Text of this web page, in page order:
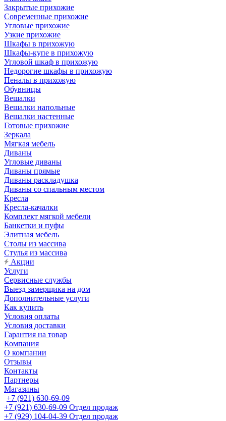
Закрытые прихожие
Современные прихожие
Угловые прихожие
Узкие прихожие
Шкафы в прихожую
Шкафы-купе в прихожую
Угловой шкаф в прихожую
Недорогие шкафы в прихожую
Пеналы в прихожую
Обувницы
Вешалки
Вешалки напольные
Вешалки настенные
Готовые прихожие
Зеркала
Мягкая мебель
Диваны
Угловые диваны
Диваны прямые
Диваны раскладушка
Диваны со спальным местом
Кресла
Кресла-качалки
Комплект мягкой мебели
Банкетки и пуфы
Элитная мебель
Столы из массива
Стулья из массива
Акции
Услуги
Сервисные службы
Выезд замерщика на дом
Дополнительные услуги
Как купить
Условия оплаты
Условия доставки
Гарантия на товар
Компания
О компании
Отзывы
Контакты
Партнеры
Магазины
+7 (921) 630-69-09
+7 (921) 630-69-09 Отдел продаж
+7 (929) 104-04-39 Отдел продаж